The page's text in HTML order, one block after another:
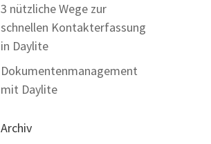
3 nützliche Wege zur
schnellen Kontakterfassung
in Daylite
Dokumentenmanagement
mit Daylite
Archiv